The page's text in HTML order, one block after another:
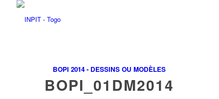
BOPI 2014 - DESSINS OU MODÈLES
BOPI_01DM2014